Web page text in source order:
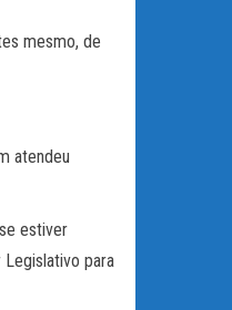
mesmo, de
atendeu
estiver
para